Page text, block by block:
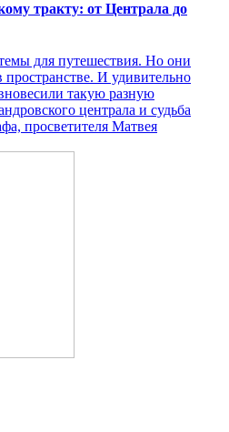
тракту: от Централа до
для путешествия. Но они
И удивительно
такую разную
централа и судьба
просветителя Матвея